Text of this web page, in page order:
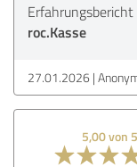
roc.Kasse
27.01.2026
5,00 von 5